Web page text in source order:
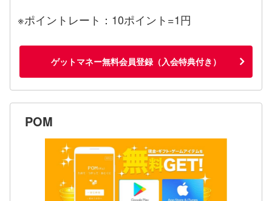
※ポイントレート：10ポイント=1円
ゲットマネー無料会員登録（入会特典付き）
POM